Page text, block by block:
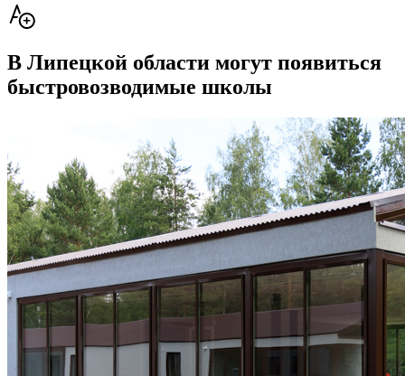
В Липецкой области могут появиться
быстровозводимые школы